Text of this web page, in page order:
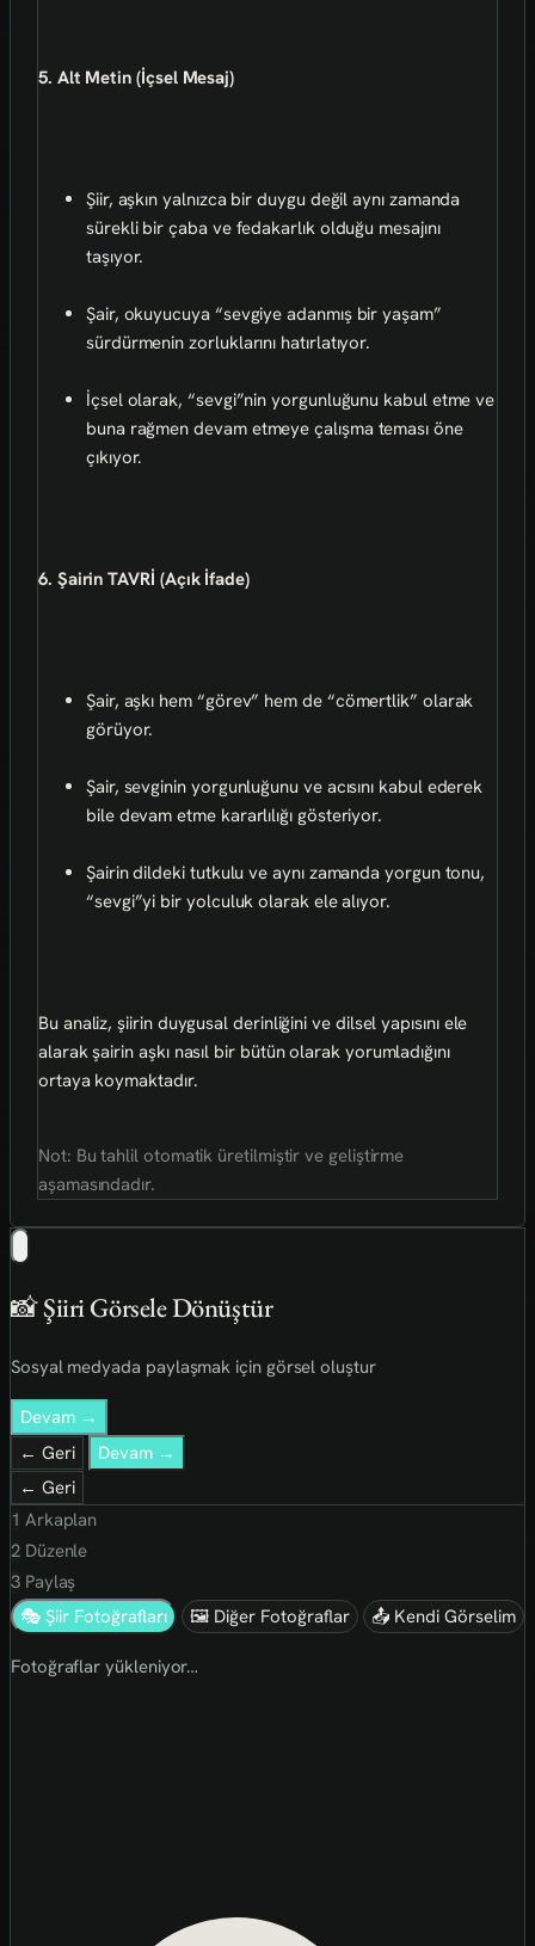
5. Alt Metin (İçsel Mesaj)
Şiir, aşkın yalnızca bir duygu değil aynı zamanda
sürekli bir çaba ve fedakarlık olduğu mesajını
taşıyor.
Şair, okuyucuya “sevgiye adanmış bir yaşam”
sürdürmenin zorluklarını hatırlatıyor.
İçsel olarak, “sevgi”nin yorgunluğunu kabul etme ve
buna rağmen devam etmeye çalışma teması öne
çıkıyor.
6. Şairin TAVRİ (Açık İfade)
Şair, aşkı hem “görev” hem de “cömertlik” olarak
görüyor.
Şair, sevginin yorgunluğunu ve acısını kabul ederek
bile devam etme kararlılığı gösteriyor.
Şairin dildeki tutkulu ve aynı zamanda yorgun tonu,
“sevgi”yi bir yolculuk olarak ele alıyor.
Bu analiz, şiirin duygusal derinliğini ve dilsel yapısını ele
alarak şairin aşkı nasıl bir bütün olarak yorumladığını
ortaya koymaktadır.
Not: Bu tahlil otomatik üretilmiştir ve geliştirme
aşamasındadır.
📸 Şiiri Görsele Dönüştür
Sosyal medyada paylaşmak için görsel oluştur
Devam →
← Geri
Devam →
← Geri
1 Arkaplan
2Düzenle
3Paylaş
🎭 Şiir Fotoğrafları
🖼 Diğer Fotoğraflar 📤 Kendi Görselim
Fotoğraflar yükleniyor…